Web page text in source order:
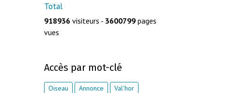
Total
918936visiteurs - 3600799pages
vues
Accès par mot-clé
Oiseau Annonce
Val'hor